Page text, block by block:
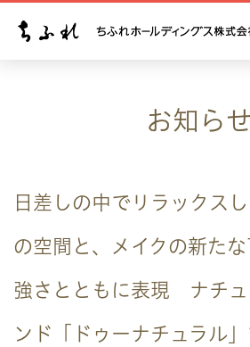
お知ら
日差しの中でリラックス
の空間と、メイクの新た
強さとともに表現 ナチュ
ンド「ドゥーナチュラル